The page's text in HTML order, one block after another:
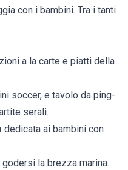
con i bambini. Tra i tanti
a la carte e piatti della
soccer, e tavolo da ping-
serali.
dedicata ai bambini con
la brezza marina.